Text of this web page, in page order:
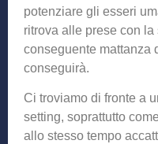
potenziare gli esseri
ritrova alle prese con
conseguente mattanza
conseguirà.
Ci troviamo di fronte a
setting, soprattutto
allo stesso tempo